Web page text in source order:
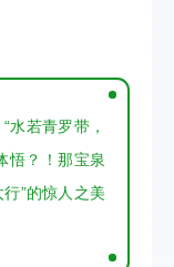
水若青罗带，
悟？！那宝泉
”的惊人之美